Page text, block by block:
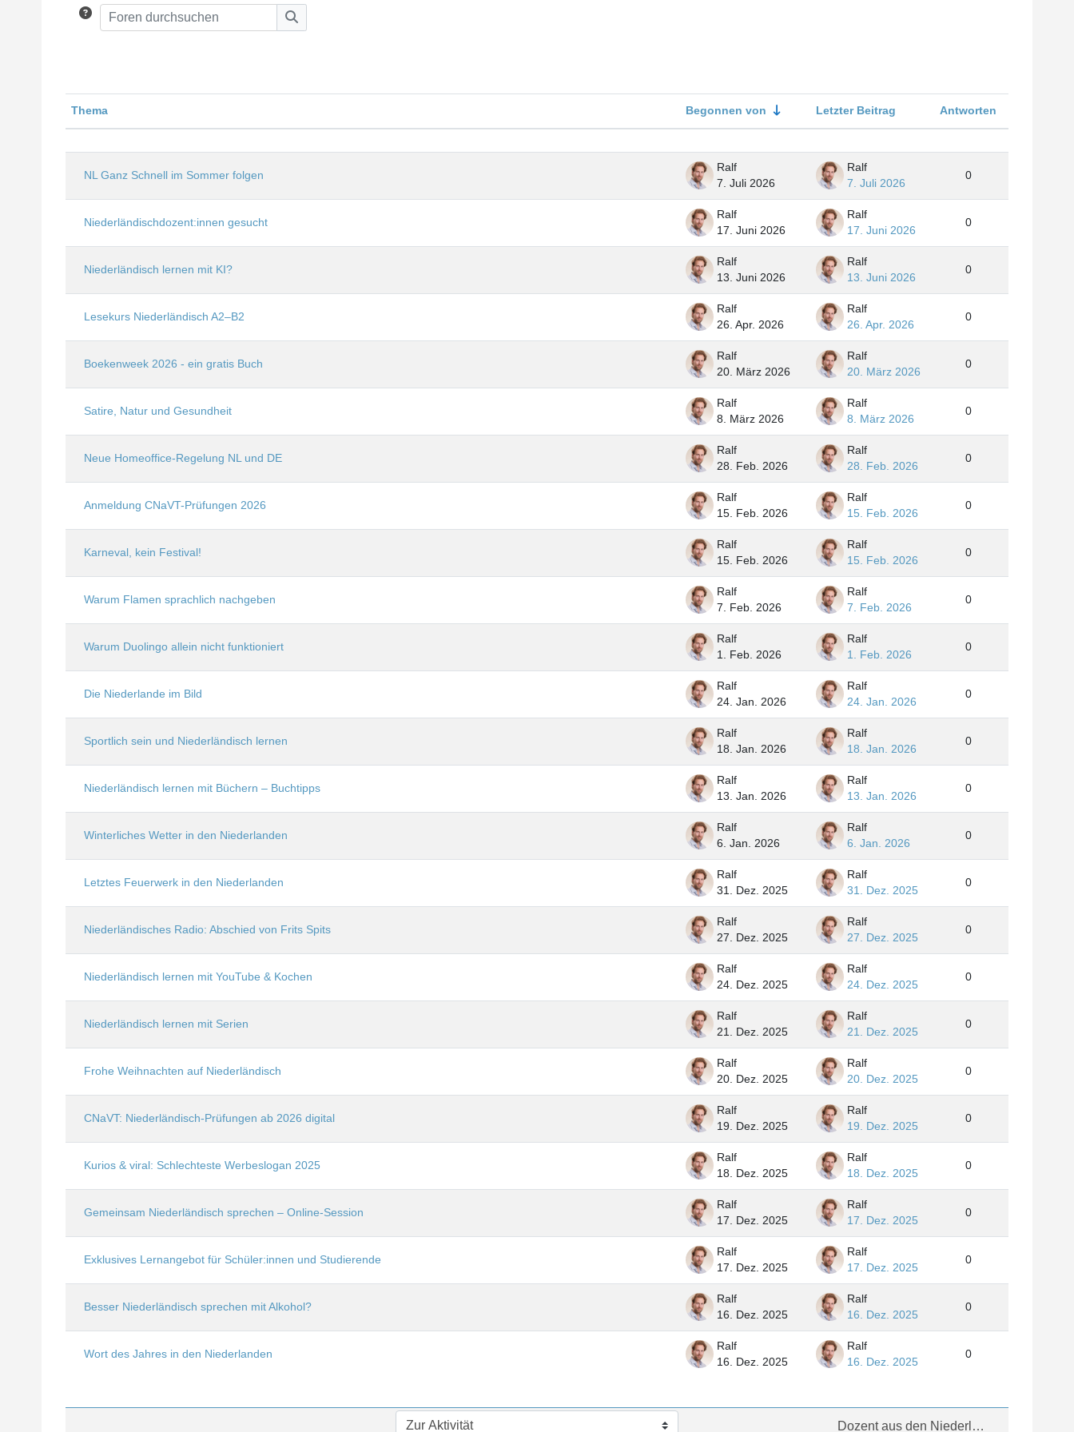
Foren durchsuchen
Foren durchsuchen
Status
Thema Begonnen von Letzter Beitrag
Antworten
Aktionen
NL Ganz Schnell im Sommer folgen
Ralf
7. Juli 2026
Ralf
7. Juli 2026
0
Niederländischdozent:innen gesucht
Ralf
17. Juni 2026
Ralf
17. Juni 2026
0
Niederländisch lernen mit KI?
Ralf
13. Juni 2026
Ralf
13. Juni 2026
0
Lesekurs Niederländisch A2–B2
Ralf
26. Apr. 2026
Ralf
26. Apr. 2026
0
Boekenweek 2026 - ein gratis Buch
Ralf
20. März 2026
Ralf
20. März 2026
0
Satire, Natur und Gesundheit
Ralf
8. März 2026
Ralf
8. März 2026
0
Neue Homeoffice-Regelung NL und DE
Ralf
28. Feb. 2026
Ralf
28. Feb. 2026
0
Anmeldung CNaVT-Prüfungen 2026
Ralf
15. Feb. 2026
Ralf
15. Feb. 2026
0
Karneval, kein Festival!
Ralf
15. Feb. 2026
Ralf
15. Feb. 2026
0
Warum Flamen sprachlich nachgeben
Ralf
7. Feb. 2026
Ralf
7. Feb. 2026
0
Warum Duolingo allein nicht funktioniert
Ralf
1. Feb. 2026
Ralf
1. Feb. 2026
0
Die Niederlande im Bild
Ralf
24. Jan. 2026
Ralf
24. Jan. 2026
0
Sportlich sein und Niederländisch lernen
Ralf
18. Jan. 2026
Ralf
18. Jan. 2026
0
Niederländisch lernen mit Büchern – Buchtipps
Ralf
13. Jan. 2026
Ralf
13. Jan. 2026
0
Winterliches Wetter in den Niederlanden
Ralf
6. Jan. 2026
Ralf
6. Jan. 2026
0
Letztes Feuerwerk in den Niederlanden
Ralf
31. Dez. 2025
Ralf
31. Dez. 2025
0
Niederländisches Radio: Abschied von Frits Spits
Ralf
27. Dez. 2025
Ralf
27. Dez. 2025
0
Niederländisch lernen mit YouTube & Kochen
Ralf
24. Dez. 2025
Ralf
24. Dez. 2025
0
Niederländisch lernen mit Serien
Ralf
21. Dez. 2025
Ralf
21. Dez. 2025
0
Frohe Weihnachten auf Niederländisch
Ralf
20. Dez. 2025
Ralf
20. Dez. 2025
0
CNaVT: Niederländisch-Prüfungen ab 2026 digital
Ralf
19. Dez. 2025
Ralf
19. Dez. 2025
0
Kurios & viral: Schlechteste Werbeslogan 2025
Ralf
18. Dez. 2025
Ralf
18. Dez. 2025
0
Gemeinsam Niederländisch sprechen – Online-Session
Ralf
17. Dez. 2025
Ralf
17. Dez. 2025
0
Exklusives Lernangebot für Schüler:innen und Studierende
Ralf
17. Dez. 2025
Ralf
17. Dez. 2025
0
Besser Niederländisch sprechen mit Alkohol?
Ralf
16. Dez. 2025
Ralf
16. Dez. 2025
0
Wort des Jahres in den Niederlanden
Ralf
16. Dez. 2025
Ralf
16. Dez. 2025
0
Dozent aus den Niederlanden ▶︎